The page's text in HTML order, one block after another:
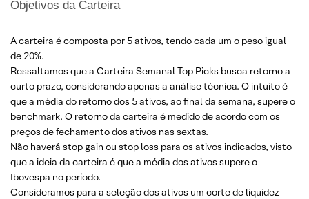
Objetivos da Carteira
A carteira é composta por 5 ativos, tendo cada um o peso igual
de 20%.
Ressaltamos que a Carteira Semanal Top Picks busca retorno a
curto prazo, considerando apenas a análise técnica. O intuito é
que a média do retorno dos 5 ativos, ao final da semana, supere o
benchmark. O retorno da carteira é medido de acordo com os
preços de fechamento dos ativos nas sextas.
Não haverá stop gain ou stop loss para os ativos indicados, visto
que a ideia da carteira é que a média dos ativos supere o
Ibovespa no período.
Consideramos para a seleção dos ativos um corte de liquidez